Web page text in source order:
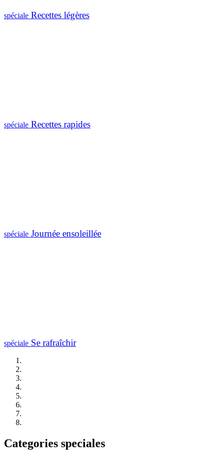
spéciale Recettes légères
spéciale Recettes rapides
spéciale Journée ensoleillée
spéciale Se rafraîchir
Categories speciales